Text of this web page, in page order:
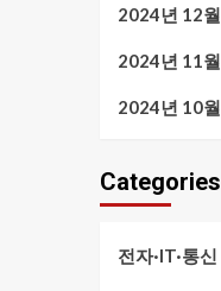
2024년 12월
2024년 11월
2024년 10월
Categories
전자·IT·통신